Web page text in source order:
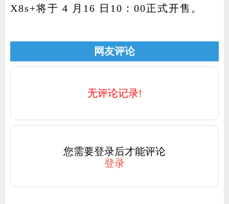
X8s+将于 4 月16 日10：00正式开售。
网友评论
无评论记录!
您需要登录后才能评论
登录